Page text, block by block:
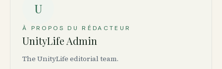
U
À PROPOS DU RÉDACTEUR
UnityLife Admin
The UnityLife editorial team.